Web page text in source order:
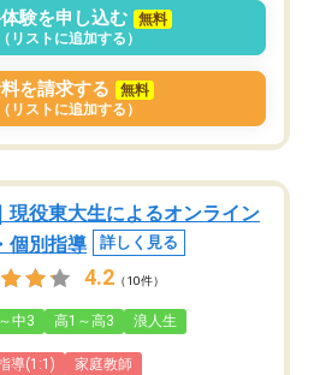
験を申し込む
無料
（リストに追加する）
を請求する
無料
（リストに追加する）
現役東大生によるオンライン
個別指導
詳しく見る
4.2 （10件）
中3 高1～高3 浪人生
導(1:1) 家庭教師